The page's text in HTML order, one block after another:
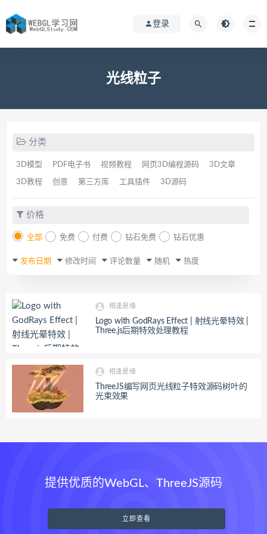
登录
光线粒子
分类
3D模型 PDF电子书 视频教程 网页3D编程源码 3D文章
3D教程 创意 第三方库 工具插件 3D源码
价格
全部 免费 付费 钻石免费 钻石优惠
发布日期 修改时间 评论数量 随机 热度
相逢是缘
Logo with GodRays Effect | 射线光晕特效 |
Three.js后期特效处理教程
相逢是缘
ThreeJS编写网页光线粒子特效源码树叶的
光束效果
提供优质的WebGL、ThreeJS源码
立即查看